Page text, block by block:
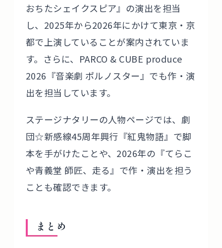
おちたシェイクスピア』の演出を担当
し、2025年から2026年にかけて東京・京
都で上演していることが案内されていま
す。さらに、PARCO & CUBE produce
2026『音楽劇 ポルノスター』でも作・演
出を担当しています。
ステージナタリーの人物ページでは、劇
団☆新感線45周年興行『紅鬼物語』で脚
本を手がけたことや、2026年の『てらこ
や青義堂 師匠、走る』で作・演出を担う
ことも確認できます。
まとめ